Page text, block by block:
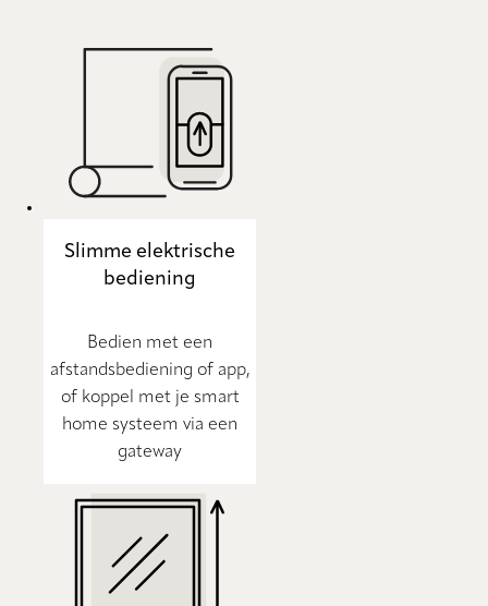
Slimme elektrische
bediening
Bedien met een
afstandsbediening of app,
of koppel met je smart
home systeem via een
gateway